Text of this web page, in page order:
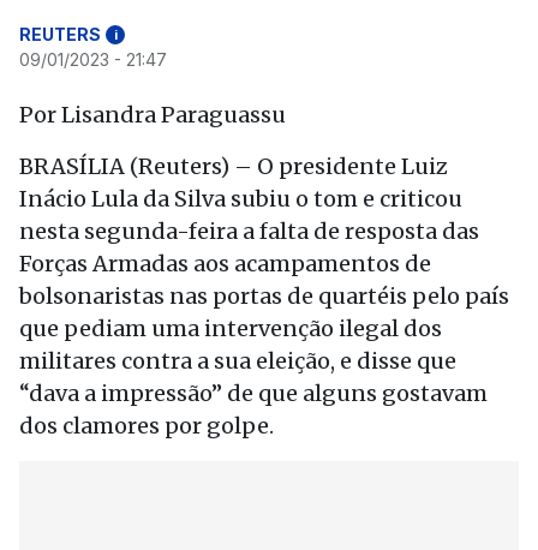
REUTERS i
09/01/2023 - 21:47
Por Lisandra Paraguassu
BRASÍLIA (Reuters) – O presidente Luiz
Inácio Lula da Silva subiu o tom e criticou
nesta segunda-feira a falta de resposta das
Forças Armadas aos acampamentos de
bolsonaristas nas portas de quartéis pelo país
que pediam uma intervenção ilegal dos
militares contra a sua eleição, e disse que
“dava a impressão” de que alguns gostavam
dos clamores por golpe.